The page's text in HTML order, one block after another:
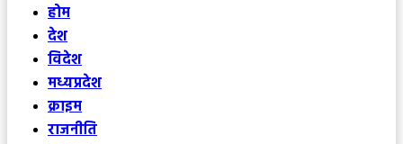
होम
देश
विदेश
मध्यप्रदेश
क्राइम
राजनीति